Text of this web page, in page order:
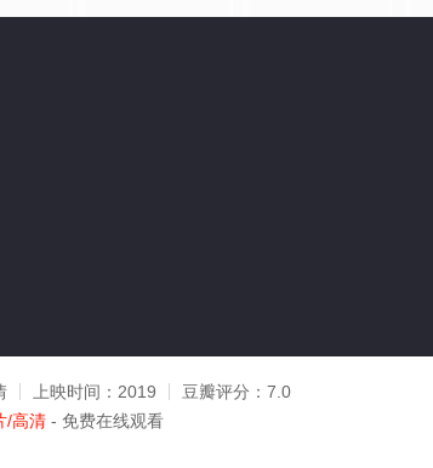
上映时间： 2019 豆瓣评分： 7.0
/高清 - 免费在线观看